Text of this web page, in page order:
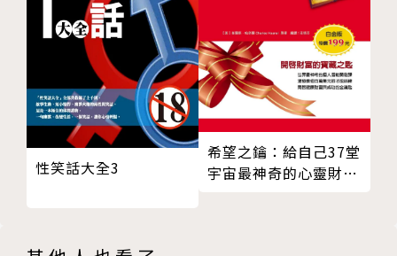
每一部電影都會與你有一個獨一無二的記憶
～精選獨白～
努力的結果，不一定會是成功，但絕不會是後悔。《魔
球》 (Moneyball), 2011
人生是一條路，讓你碰見不同的人；有人陪你走一段，
有人陪你走一生。《戰馬》（War Horse）, 2011
耐心不是讓你空等，而是要你在等待時堅守你的信念。
只因為你覺得不重要，不代表你可以不盡全力。
真誠不是要你想到什麼就說什麼，而是要每句話都發自
內心。
友情之所以能長久，在於彼此心中都將對方放在跟自己
平等的地位。
你必須先知道你在哪，才能去到想去的地方。
當你懷疑自己的時候，不妨想想那些相信你可以的人。
性笑話大全3
希望之鑰：給自己37堂
宇宙最神奇的心靈財富